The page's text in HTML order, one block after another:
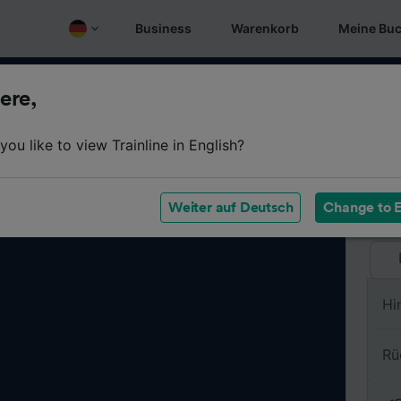
Business Warenkorb Meine
like to view Trainline in English?
Weiter auf Deutsch Change to